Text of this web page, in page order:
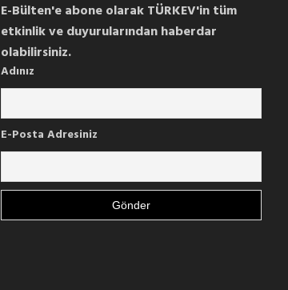
E-Bülten'e abone olarak TÜRKEV'in tüm
etkinlik ve duyurularından haberdar
olabilirsiniz.
Adınız
E-Posta Adresiniz